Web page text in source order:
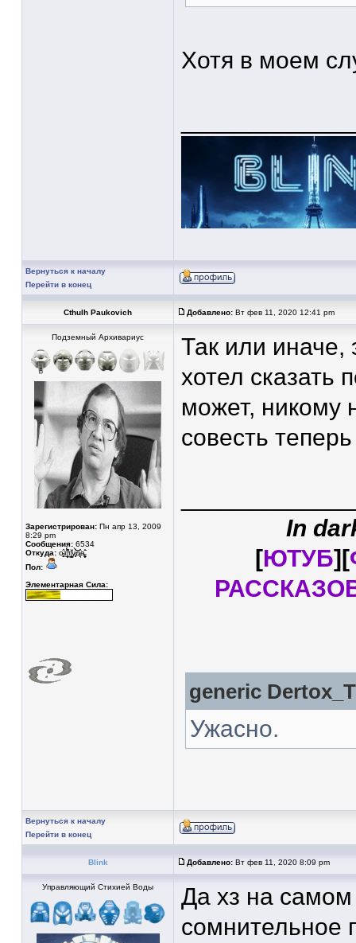
Хотя в моем
Вернуться к началу
Перейти в конец
Cthulh Paukovich Добавлено: Вт фев 11, 2020 12:41 pm
Подземный Архивариус
Зарегистрирован: Пн апр 13, 2009
8:29 pm
Сообщения: 6534
Откуда: о̴̥̳̂т̸̥͎̲̮̖̽́̈́͆т̸̛̛͇͙͓̼̠̐у̷͓̾̀͝͝͝д̷̘̈а̵̧̩͓̬͚̊̄͘
Пол:
Элементарная Сила:
Так или иначе,
хотел сказать
может, никому
совесть
In
[ЮТУБ][
generic
Ужасно.
Вернуться к началу
Перейти в конец
Blink Добавлено: Вт фев 11, 2020 8:09 pm
Управляющий Стихией Воды
Да хз на самом
сомнительное